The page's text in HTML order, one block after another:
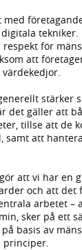
för
att
stärker
det gäller att
tillse att de
att
att vi har en
och att det
arbetet –
sker på ett
basis av